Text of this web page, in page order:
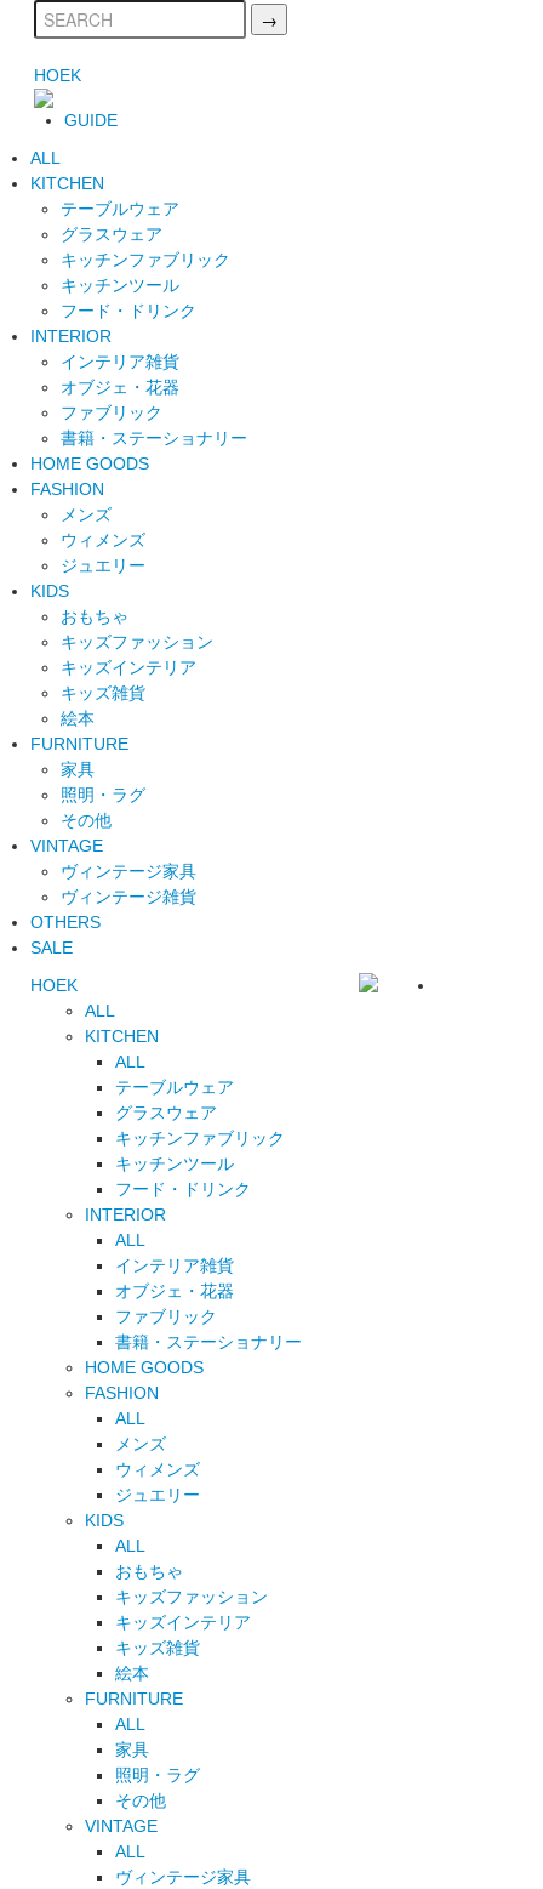
HOEK
GUIDE
ALL
KITCHEN
テーブルウェア
グラスウェア
キッチンファブリック
キッチンツール
フード・ドリンク
INTERIOR
インテリア雑貨
オブジェ・花器
ファブリック
書籍・ステーショナリー
HOME GOODS
FASHION
メンズ
ウィメンズ
ジュエリー
KIDS
おもちゃ
キッズファッション
キッズインテリア
キッズ雑貨
絵本
FURNITURE
家具
照明・ラグ
その他
VINTAGE
ヴィンテージ家具
ヴィンテージ雑貨
OTHERS
SALE
HOEK
ALL
KITCHEN
ALL
テーブルウェア
グラスウェア
キッチンファブリック
キッチンツール
フード・ドリンク
INTERIOR
ALL
インテリア雑貨
オブジェ・花器
ファブリック
書籍・ステーショナリー
HOME GOODS
FASHION
ALL
メンズ
ウィメンズ
ジュエリー
KIDS
ALL
おもちゃ
キッズファッション
キッズインテリア
キッズ雑貨
絵本
FURNITURE
ALL
家具
照明・ラグ
その他
VINTAGE
ALL
ヴィンテージ家具